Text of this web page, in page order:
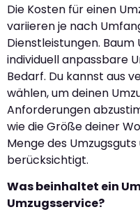
Die Kosten für einen
variieren je nach
Dienstleistungen.
individuell anpassbare
Bedarf. Du kannst aus
wählen, um deinen
Anforderungen
wie die Größe deiner
Menge des
berücksichtigt.
Was beinhaltet ein
Umzugsservice?